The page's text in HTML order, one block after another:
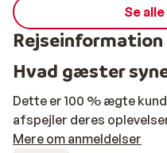
Se
Rejseinformation
Hvad gæster
Dette er 100 % ægte
afspejler deres
Mere om anmeldelser